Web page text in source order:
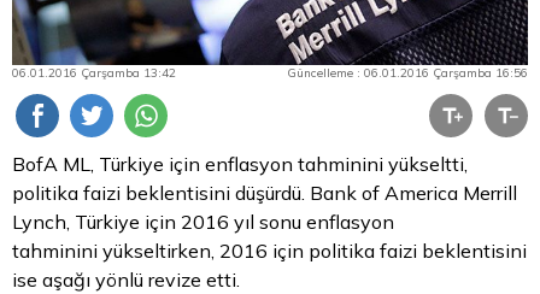
06.01.2016 Çarşamba 13:42 Güncelleme : 06.01.2016 Çarşamba 16:56
BofA ML, Türkiye için enflasyon tahminini yükseltti,
politika faizi beklentisini düşürdü. Bank of America Merrill
Lynch, Türkiye için 2016 yıl sonu enflasyon
tahminini yükseltirken, 2016 için politika faizi beklentisini
ise aşağı yönlü revize etti.